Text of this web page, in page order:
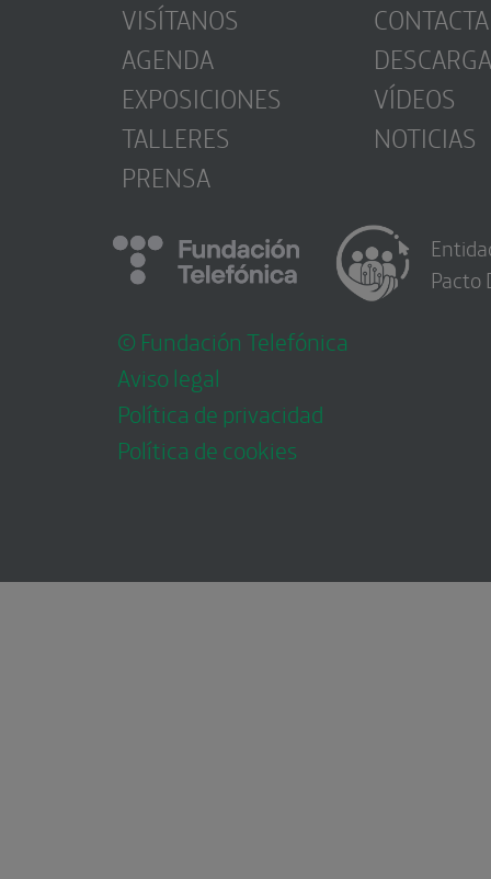
VISÍTANOS
AGENDA
EXPOSICIONES
TALLERES
PRENSA
CONTACTA
VÍDEOS
NOTICIAS
© Fundación Telefónica
Aviso legal
Política de privacidad
Política de cookies
Pacto